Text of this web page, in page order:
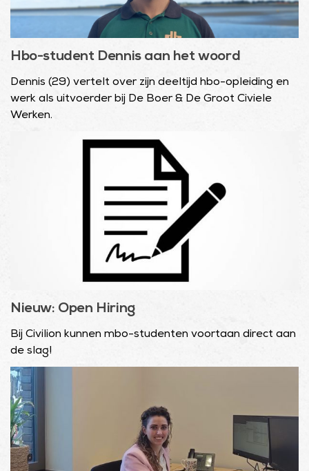
Hbo-student Dennis aan het woord
Dennis (29) vertelt over zijn deeltijd hbo-opleiding en
werk als uitvoerder bij De Boer & De Groot Civiele
Werken.
Nieuw: Open Hiring
Bij Civilion kunnen mbo-studenten voortaan direct aan
de slag!